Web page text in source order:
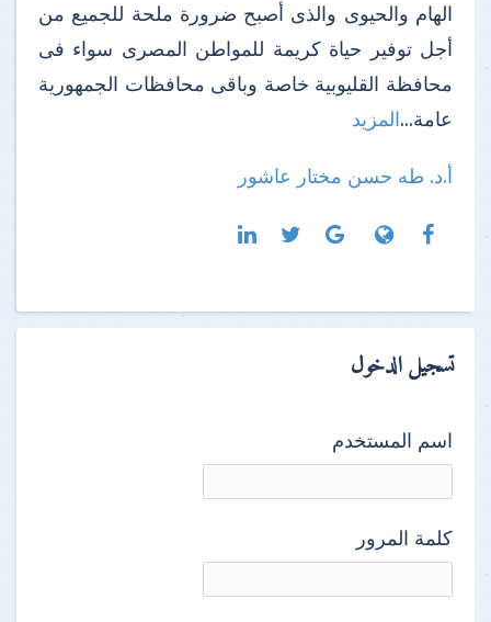
الهام والحيوى والذى أصبح ضرورة ملحة للجميع من
أجل توفير حياة كريمة للمواطن المصرى سواء فى
محافظة القليوبية خاصة وباقى محافظات الجمهورية
عامة...المزيد
أ.د. طه حسن مختار عاشور
تسجيل الدخول
اسم المستخدم
كلمة المرور